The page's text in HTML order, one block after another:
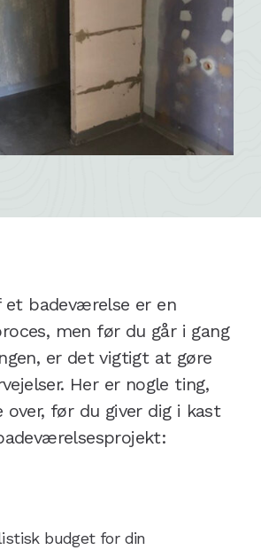
et badeværelse er en
men før du går i gang
er det vigtigt at gøre
Her er nogle ting,
før du giver dig i kast
budget for din